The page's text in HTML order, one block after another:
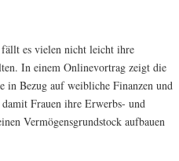
fällt es vielen nicht leicht ihre
In einem Onlinevortrag zeigt die
Bezug auf weibliche Finanzen und
Frauen ihre Erwerbs- und
Vermögensgrundstock aufbauen